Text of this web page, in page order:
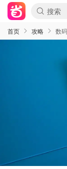
首页 攻略 数码